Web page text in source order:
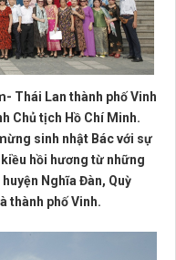
Thái Lan thành phố Vinh
Chủ tịch Hồ Chí Minh.
sinh nhật Bác với sự
hồi hương từ những
huyện Nghĩa Đàn, Quỳ
thành phố Vinh.